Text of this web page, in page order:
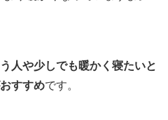
人や少しでも暖かく寝たいと
すすめです。